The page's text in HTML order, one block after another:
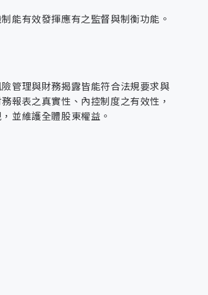
能有效發揮應有之監督與制衡功能。
管理與財務揭露皆能符合法規要求與
報表之真實性、內控制度之有效性，
並維護全體股東權益。
研究電力系統與資安領域，推動符合
合與優化內部制度與資源配置，提
推動整體溝通策略，強化公司形象
務，並提供法律協助，確保公司營
籌人力資源，並以數據輔助決策與風
本壓力：導入模組化、自動化與跨部
。兼顧效率與品質標準：落實設計
，依其風險等級進行識別與遮蔽處
偵測系統，並定期進行弱點掃描與修
人員每年至少執行一次系統帳號及
風險。異常情境之應變措施：發現
化存取控管與資安防護力。
定作業，皆納入機密保護作業平台
對關鍵資訊實施遮罩與限閱控管，
存裝置之使用監控，防範人為操作
作業，均須通過系統限制與主管核